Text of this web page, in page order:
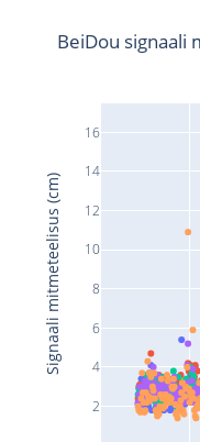
2
4
6
8
10
12
14
16
BeiDou signaali
Signaali mitmeteelisus (cm)